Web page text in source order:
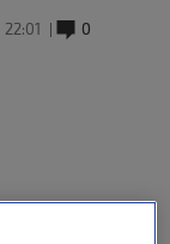
22:01
0